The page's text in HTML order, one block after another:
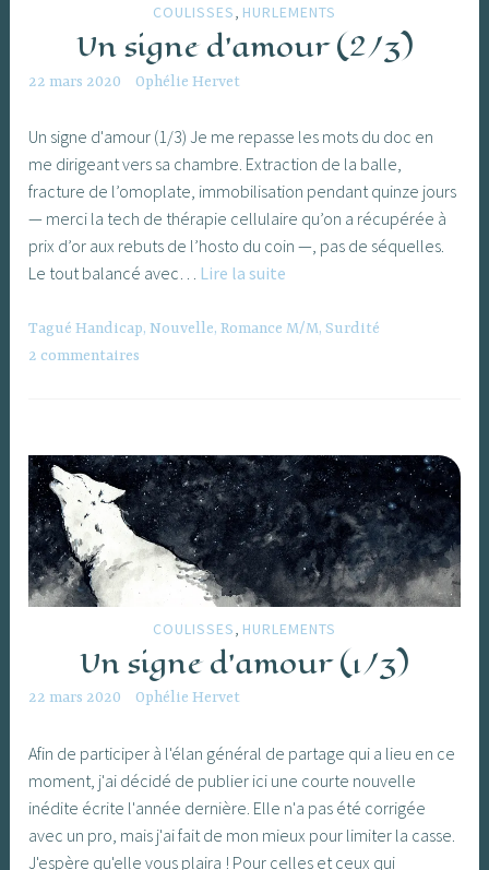
COULISSES HURLEMENTS
Un signe d’amour (2/3)
22 mars 2020 Ophélie Hervet
Un signe d'amour (1/3) Je me repasse les mots du doc en
me dirigeant vers sa chambre. Extraction de la balle,
fracture de l’omoplate, immobilisation pendant quinze jours
— merci la tech de thérapie cellulaire qu’on a récupérée à
prix d’or aux rebuts de l’hosto du coin —, pas de séquelles.
Le tout balancé avec… Lire la suite
d’amour
TaguéHandicap,Nouvelle,Romance M/M,Surdité
2 commentaires
COULISSES HURLEMENTS
Un signe d’amour (1/3)
22 mars 2020 Ophélie Hervet
Afin de participer à l'élan général de partage qui a lieu en ce
moment, j'ai décidé de publier ici une courte nouvelle
inédite écrite l'année dernière. Elle n'a pas été corrigée
avec un pro, mais j'ai fait de mon mieux pour limiter la casse.
J'espère qu'elle vous plaira ! Pour celles et ceux qui